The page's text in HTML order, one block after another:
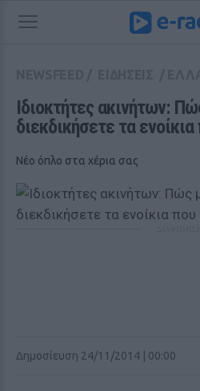
Iδιοκτήτες ακινήτων:
διεκδικήσετε τα
Νέο όπλο στα χέρια σας
Δημοσίευση 24/11/2014 | 00:00